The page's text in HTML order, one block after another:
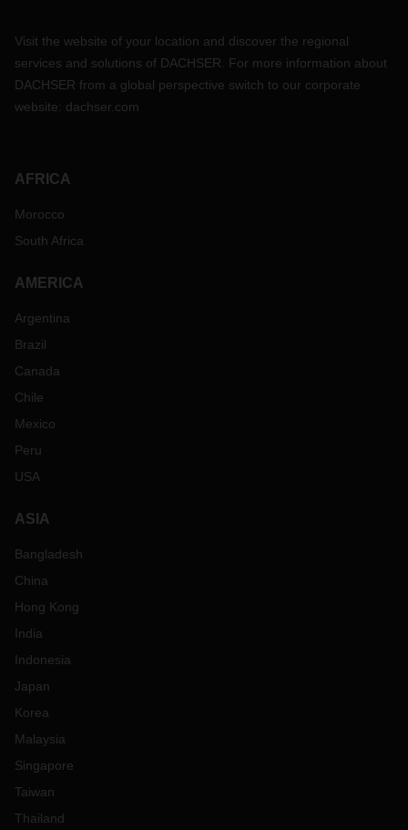
Visit the website of your location and discover the regional
services and solutions of DACHSER. For more information about
DACHSER from a global perspective switch to our corporate
website: dachser.com
AFRICA
Morocco
South Africa
AMERICA
Argentina
Brazil
Canada
Chile
Mexico
Peru
USA
ASIA
Bangladesh
China
Hong Kong
India
Indonesia
Japan
Korea
Malaysia
Singapore
Taiwan
Thailand